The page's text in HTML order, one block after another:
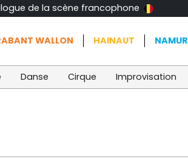
de la scène francophone
WALLON HAINAUT NAMUR
Danse Cirque Improvisation